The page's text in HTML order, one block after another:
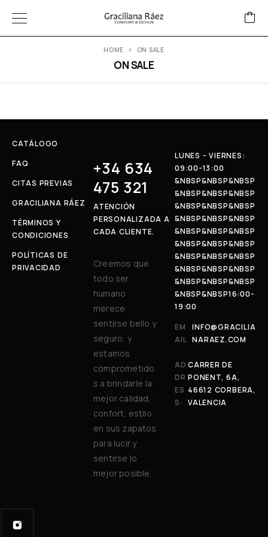
ON SALE
HOME ON SALE
CATÁLOGO
FAQ
CITAS PREVIAS
GRACILIANA RÁEZ
TÉRMINOS Y
CONDICIONES
POLÍTICAS DE
PRIVACIDAD
+34 634
475 321
ATENCIÓN
PERSONALIZADA A
CADA CLIENTE.
Creemos que
todo ser
humano
merece
sentirse bello y
seguro, y
estamos
comprometido
s a brindarle la
mejor calidad,
confort, estilo
en sus zapatos
para lucir y
sentirse lo
mejor posible.
LUNES - VIERNES:
09:00-13:00
&NBSP&NBSP&NBSP
&NBSP&NBSP&NBSP
&NBSP&NBSP&NBSP
&NBSP&NBSP&NBSP
&NBSP&NBSP&NBSP
&NBSP&NBSP&NBSP
&NBSP&NBSP&NBSP
&NBSP&NBSP&NBSP
&NBSP&NBSP&NBSP
&NBSP&NBSP16:00-
19:00
EM
AIL
:
INFO@GRACILIA
NARAEZ.COM
AD
DR
ES
S:
CARRER DE
PONENT, 6A,
46612 CORBERA,
VALENCIA